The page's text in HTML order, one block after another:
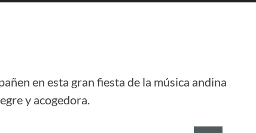
en esta gran fiesta de la música andina
y acogedora.